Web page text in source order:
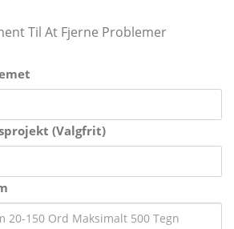
Til At Fjerne Problemer
(Valgfrit)